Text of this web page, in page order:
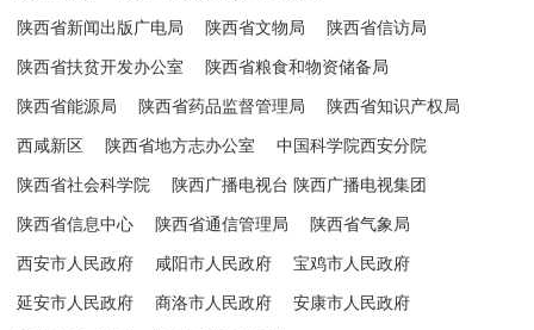
陕西省新闻出版广电局 陕西省文物局 陕西省信访局
陕西省扶贫开发办公室 陕西省粮食和物资储备局
陕西省能源局 陕西省药品监督管理局 陕西省知识产权局
西咸新区 陕西省地方志办公室 中国科学院西安分院
陕西省社会科学院 陕西广播电视台 陕西广播电视集团
陕西省信息中心 陕西省通信管理局 陕西省气象局
西安市人民政府 咸阳市人民政府 宝鸡市人民政府
延安市人民政府 商洛市人民政府 安康市人民政府